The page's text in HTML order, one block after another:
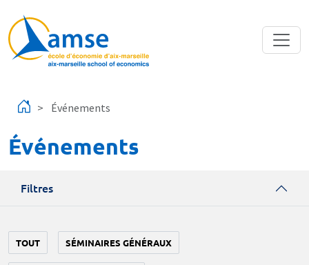
Événements
Événements
Filtres
TOUT SÉMINAIRES GÉNÉRAUX